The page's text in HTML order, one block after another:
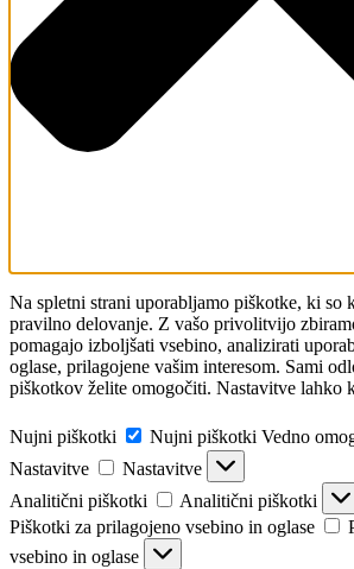
Na spletni strani uporabljamo piškotke, ki so
pravilno delovanje. Z vašo privolitvijo
pomagajo izboljšati vsebino, analizirati
oglase, prilagojene vašim interesom. Sami
piškotkov želite omogočiti. Nastavitve lahko
Nujni piškotki Nujni piškotki Vedno
Nastavitve
Nastavitve
Analitični piškotki
Analitični piškotki
Piškotki za prilagojeno vsebino in oglase
vsebino in oglase